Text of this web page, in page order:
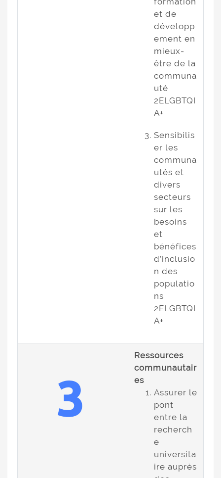
et de
développ
ement en
mieux-
être de la
communa
uté
2ELGBTQI
A+
Sensibilis
er les
communa
utés et
divers
secteurs
sur les
besoins
et
bénéfices
d’inclusio
n des
populatio
ns
2ELGBTQI
A+
Ressources
communautair
es
Assurer le
pont
entre la
recherch
e
universita
ire auprès